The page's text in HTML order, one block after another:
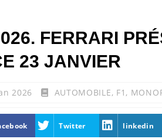
FERRARI
23 JANVIER
2026 AUTOMOBILE, F1 ,
Twitter linkedin